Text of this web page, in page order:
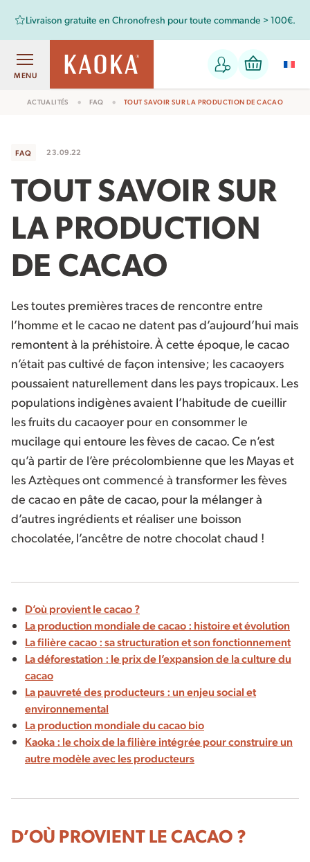
Retrouvez aussi les chocolats Kaoka dans votre magasin bio !
MENU
ACTUALITÉS FAQ TOUT SAVOIR SUR LA PRODUCTION DE CACAO
FAQ 23.09.22
TOUT SAVOIR SUR
LA PRODUCTION
DE CACAO
Les toutes premières traces de rencontre entre
l’homme et le cacao ne datent pas d’aujourd’hui mais
remontent à la préhistoire. À cette époque, le cacao
n’était pas cultivé de façon intensive; les cacaoyers
poussaient naturellement dans les pays tropicaux. Les
populations indigènes avaient l’habitude de cueillir
les fruits du cacaoyer pour en consommer le
mucilage qui entoure les fèves de cacao. Ce n’est
qu’à partir de l’ère précolombienne que les Mayas et
les Aztèques ont commencé à transformer les fèves
de cacao en pâte de cacao, pour la mélanger à
d’autres ingrédients et réaliser une boisson
chocolatée, l’ancêtre de notre chocolat chaud !
D’où provient le cacao ?
La production mondiale de cacao : histoire et évolution
La filière cacao : sa structuration et son fonctionnement
La déforestation : le prix de l’expansion de la culture du
cacao
La pauvreté des producteurs : un enjeu social et
environnemental
La production mondiale du cacao bio
Kaoka : le choix de la filière intégrée pour construire un
autre modèle avec les producteurs
D’OÙ PROVIENT LE CACAO ?